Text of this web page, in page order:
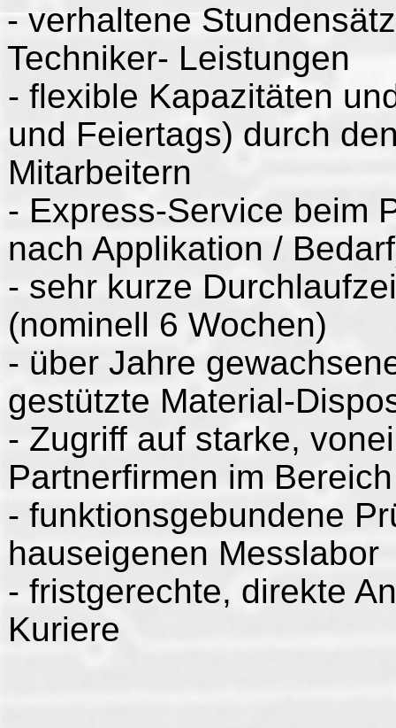
- verhaltene
Techniker- Leistungen
- flexible Kapazitäten
und Feiertags) durch
Mitarbeitern
- Express-Service beim
nach Applikation /
- sehr kurze
(nominell 6 Wochen)
- über Jahre
gestützte Material-
- Zugriff auf starke,
Partnerfirmen im
- funktionsgebundene
hauseigenen Messlabor
- fristgerechte, direkte
Kuriere